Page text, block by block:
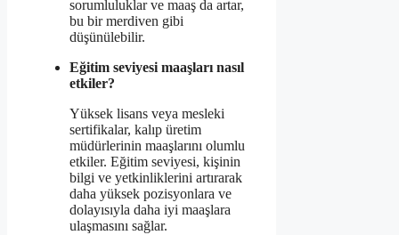
sorumluluklar ve maaş da artar,
bu bir merdiven gibi
düşünülebilir.
Eğitim seviyesi maaşları nasıl
etkiler?
Yüksek lisans veya mesleki
sertifikalar, kalıp üretim
müdürlerinin maaşlarını olumlu
etkiler. Eğitim seviyesi, kişinin
bilgi ve yetkinliklerini artırarak
daha yüksek pozisyonlara ve
dolayısıyla daha iyi maaşlara
ulaşmasını sağlar.